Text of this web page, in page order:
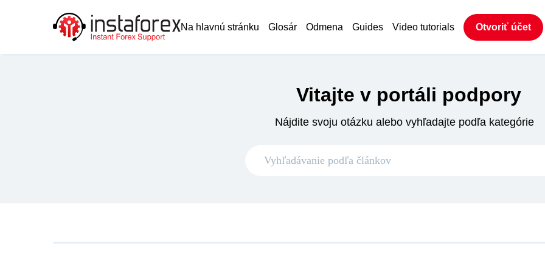
Na hlavnú stránku Glosár Odmena Guides Video tutorials Otvoriť účet
Vitajte v portáli podpory
Nájdite svoju otázku alebo vyhľadajte podľa kategórie